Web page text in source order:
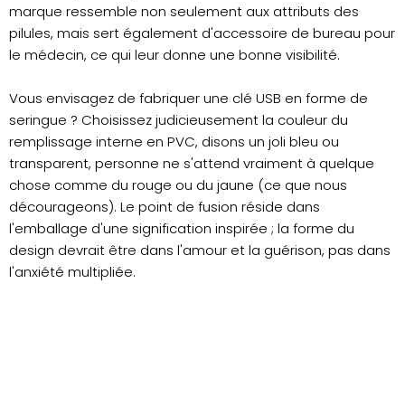
marque ressemble non seulement aux attributs des
pilules, mais sert également d'accessoire de bureau pour
le médecin, ce qui leur donne une bonne visibilité.
Vous envisagez de fabriquer une clé USB en forme de
seringue ? Choisissez judicieusement la couleur du
remplissage interne en PVC, disons un joli bleu ou
transparent, personne ne s'attend vraiment à quelque
chose comme du rouge ou du jaune (ce que nous
décourageons). Le point de fusion réside dans
l'emballage d'une signification inspirée ; la forme du
design devrait être dans l'amour et la guérison, pas dans
l'anxiété multipliée.